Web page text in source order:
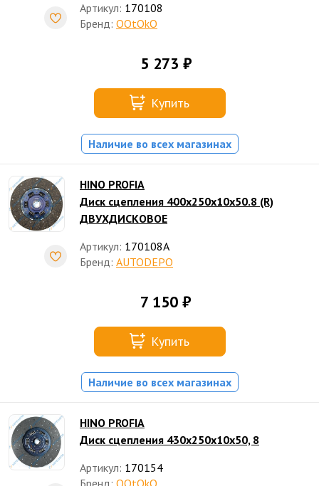
Артикул: 170108
Бренд: OOtOkO
5 273 ₽
Купить
Наличие во всех магазинах
HINO PROFIA
Диск сцепления 400x250x10x50.8 (R)
ДВУХДИСКОВОЕ
Артикул: 170108A
Бренд: AUTODEPO
7 150 ₽
Купить
Наличие во всех магазинах
HINO PROFIA
Диск сцепления 430х250х10х50, 8
Артикул: 170154
Бренд: OOtOkO